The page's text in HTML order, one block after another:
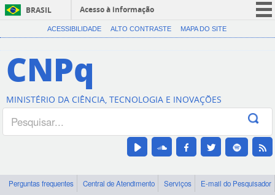
BRASIL
Acesso à informação
CORONAVÍRUS (COVID-19)
Canais
ACESSIBILIDADE ALTO CONTRASTE MAPA DO SITE
CNPq
MINISTÉRIO DA CIÊNCIA, TECNOLOGIA E INOVAÇÕES
Perguntas frequentes Central de Atendimento Serviços
E-mail do Pesquisador